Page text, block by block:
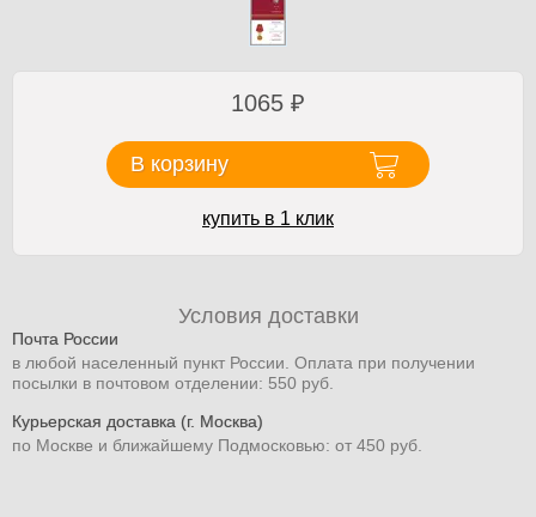
1065 ₽
В корзину
купить в 1 клик
Условия доставки
Почта России
в любой населенный пункт России. Оплата при получении
посылки в почтовом отделении: 550 руб.
Курьерская доставка (г. Москва)
по Москве и ближайшему Подмосковью: от 450 руб.